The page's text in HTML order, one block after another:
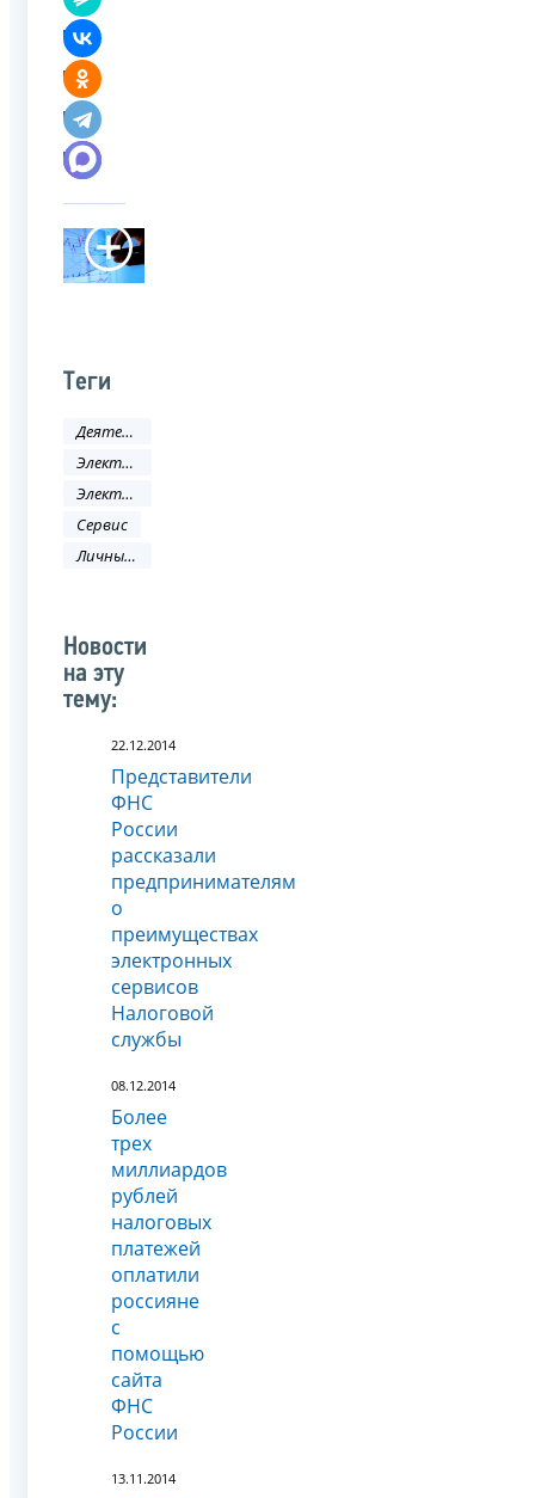
Теги
Деятельность ФНС
Электронные услуги
Электронные сервисы
Сервис
Личный кабинет
Новости
на эту
тему:
22.12.2014
Представители
ФНС
России
рассказали
предпринимателям
о
преимуществах
электронных
сервисов
Налоговой
службы
08.12.2014
Более
трех
миллиардов
рублей
налоговых
платежей
оплатили
россияне
с
помощью
сайта
ФНС
России
13.11.2014